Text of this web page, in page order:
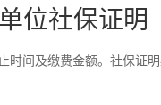
单位社保证明
间及缴费金额。社保